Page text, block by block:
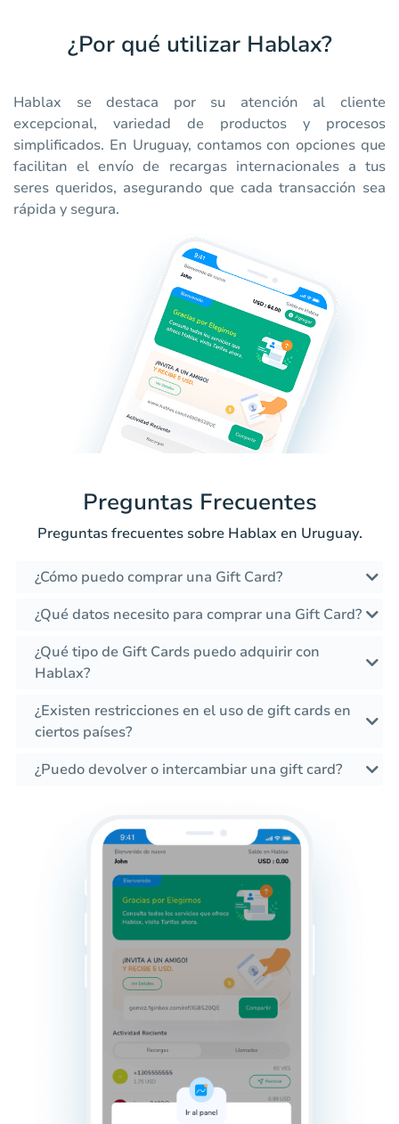
¿Por qué utilizar Hablax?
Hablax se destaca por su atención al cliente
excepcional, variedad de productos y procesos
simplificados. En Uruguay, contamos con opciones que
facilitan el envío de recargas internacionales a tus
seres queridos, asegurando que cada transacción sea
rápida y segura.
Preguntas Frecuentes
Preguntas frecuentes sobre Hablax en Uruguay.
¿Cómo puedo comprar una Gift Card?
¿Qué datos necesito para comprar una Gift Card?
¿Qué tipo de Gift Cards puedo adquirir con
Hablax?
¿Existen restricciones en el uso de gift cards en
ciertos países?
¿Puedo devolver o intercambiar una gift card?